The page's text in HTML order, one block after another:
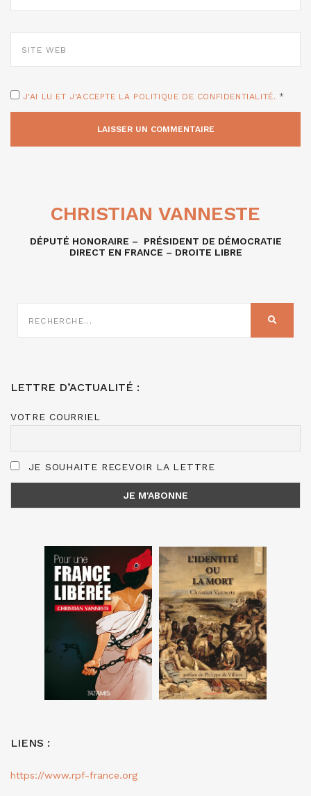
WEB
J'AI LU ET J'ACCEPTE LA POLITIQUE DE CONFIDENTIALITÉ. *
CHRISTIAN VANNESTE
DÉPUTÉ HONORAIRE – PRÉSIDENT DE DÉMOCRATIE
DIRECT EN FRANCE – DROITE LIBRE
SUR
LETTRE D’ACTUALITÉ :
VOTRE COURRIEL
JE SOUHAITE RECEVOIR LA LETTRE
LIENS :
https://www.rpf-france.org